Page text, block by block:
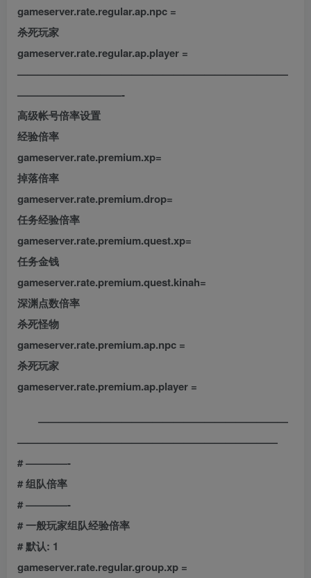
gameserver.rate.regular.ap.npc =
杀死玩家
gameserver.rate.regular.ap.player =
——————————————————————————
——————————-
高级帐号倍率设置
经验倍率
gameserver.rate.premium.xp=
掉落倍率
gameserver.rate.premium.drop=
任务经验倍率
gameserver.rate.premium.quest.xp=
任务金钱
gameserver.rate.premium.quest.kinah=
深渊点数倍率
杀死怪物
gameserver.rate.premium.ap.npc =
杀死玩家
gameserver.rate.premium.ap.player =
————————————————————————
—————————————————————————
# ————-
# 组队倍率
# ————-
# 一般玩家组队经验倍率
# 默认: 1
gameserver.rate.regular.group.xp =